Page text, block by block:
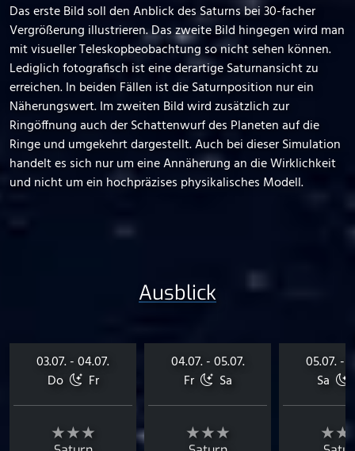
Das erste Bild soll den Anblick des Saturns bei 30-facher
Vergrößerung illustrieren. Das zweite Bild hingegen wird man
mit visueller Teleskopbeobachtung so nicht sehen können.
Lediglich fotografisch ist eine derartige Saturnansicht zu
erreichen. In beiden Fällen ist die Saturnposition nur ein
Näherungswert. Im zweiten Bild wird zusätzlich zur
Ringöffnung auch der Schattenwurf des Planeten auf die
Ringe und umgekehrt dargestellt. Auch bei dieser Simulation
handelt es sich nur um eine Annäherung an die Wirklichkeit
und nicht um ein hochpräzises physikalisches Modell.
Ausblick
03.07. - 04.07.
Do
Fr
★★★
04.07. - 05.07.
Fr
Sa
★★★
05.07. -
Sa